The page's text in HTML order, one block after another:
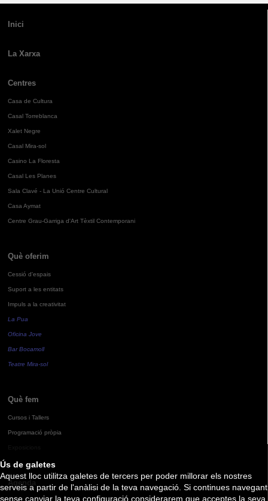
Ús de galetes
Aquest lloc utilitza galetes de tercers per poder millorar els nostres
serveis a partir de l'anàlisi de la teva navegació. Si continues navegant
sense canviar la teva configuració considerarem que acceptes la seva
Inici
La Xarxa
Centres
Casa de Cultura
Casal Torreblanca
Xalet Negre
Casal Mira-sol
Casino La Floresta
Casal Les Planes
Sala Clavé - La Unió Centre Cultural
Casa Aymat
Centre Grau-Garriga d'Art Tèxtil Contemporani
Què oferim
Cessió d'espais
Suport a les entitats
Impuls a la creativitat
La Pua
Oficina Jove
Bar Bocamoll
Teatre Mira-sol
Què fem
Cursos i Tallers
Programació pròpia
Agenda